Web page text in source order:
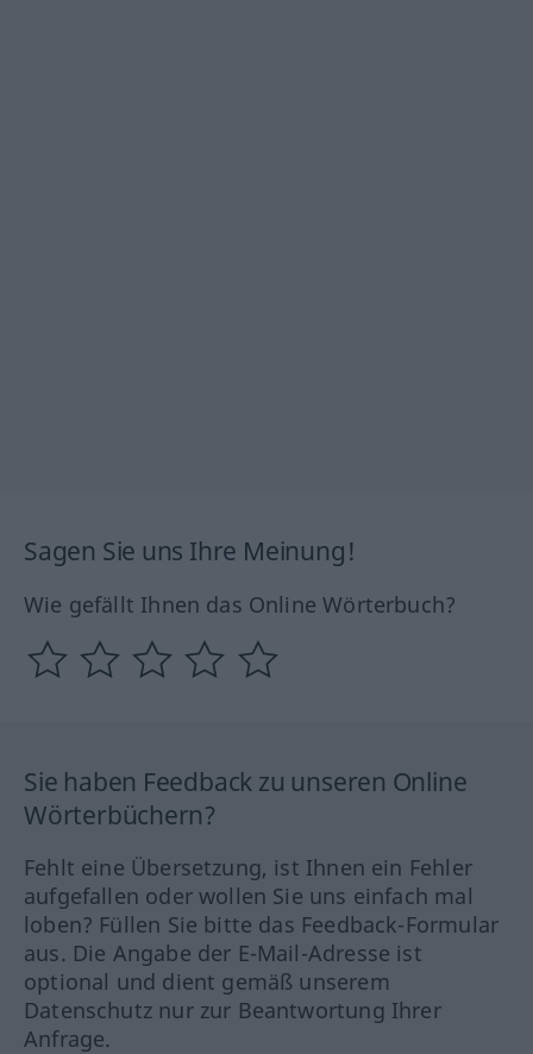
Sagen Sie uns Ihre Meinung!
Wie gefällt Ihnen das Online Wörterbuch?
Sie haben Feedback zu unseren Online
Wörterbüchern?
Fehlt eine Übersetzung, ist Ihnen ein Fehler
aufgefallen oder wollen Sie uns einfach mal
loben? Füllen Sie bitte das Feedback-Formular
aus. Die Angabe der E-Mail-Adresse ist
optional und dient gemäß unserem
Datenschutz nur zur Beantwortung Ihrer
Anfrage.